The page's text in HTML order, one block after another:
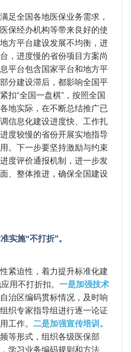
足全国各地医保业务需求，
保经办机构等带来良好的使
方平台建设发展不均衡，进
，进度慢的省份项目方案尚
平台包含国家平台和地方平
分建设滞后，都影响全国平
扣“全国一盘棋”，按照全国
地实际，在不断总结推广已
信息化建设进度快、工作扎
度较慢的省份开展实地指导
。下一步要坚持激励与约束
度评价通报机制，进一步发
、整体推进，确保全国建设
实施“不打折”。
紧迫性，着力提升标准化建
用不打折扣。 一是加强技术
治区编码贯标情况，及时响
织专家指导组进行逐一论证
工作。 二是加强宣传培训。
等形式，组织各级医保部
学习业务编码规则和方法、